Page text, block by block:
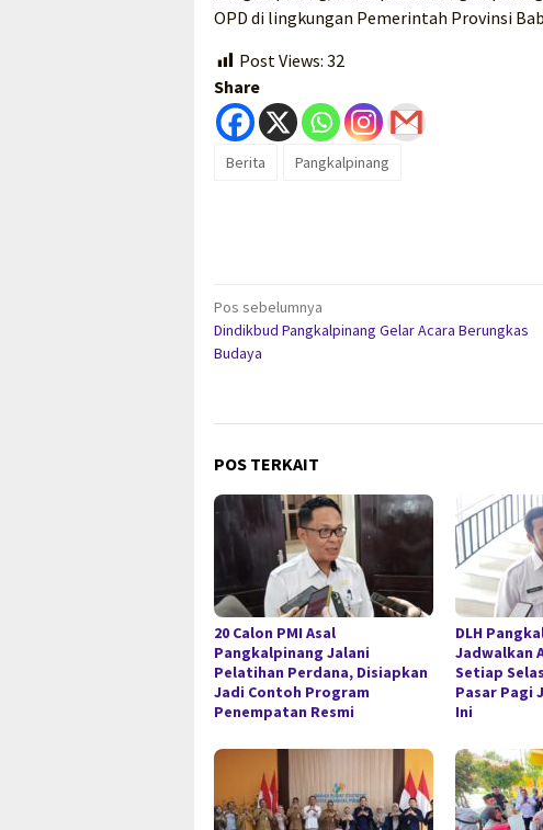
OPD di lingkungan Pemerintah Provinsi
Post Views: 32
Share
Berita Pangkalpinang
Navigasi
pos
Pos sebelumnya
Dindikbud Pangkalpinang Gelar Acara Berungkas
Budaya
POS TERKAIT
20 Calon PMI Asal
Pangkalpinang Jalani
Pelatihan Perdana, Disiapkan
Jadi Contoh Program
Penempatan Resmi
DLH
Jadwalkan
Setiap
Pasar Pagi
Ini